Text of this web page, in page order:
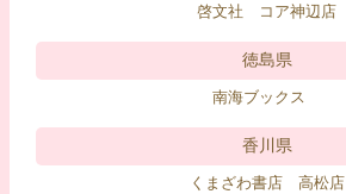
啓文社 コア神辺店
徳島県
南海ブックス
香川県
くまざわ書店 高松店